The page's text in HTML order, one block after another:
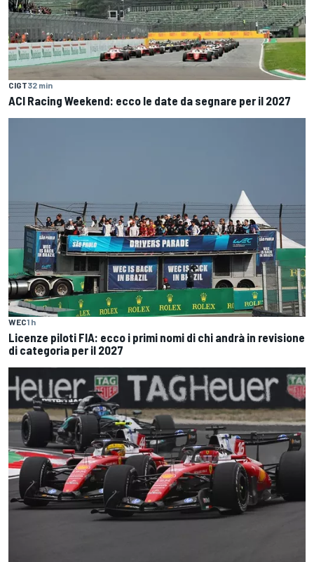
CIGT32 min
ACI Racing Weekend: ecco le date da segnare per il 2027
WEC1 h
Licenze piloti FIA: ecco i primi nomi di chi andrà in revisione
di categoria per il 2027